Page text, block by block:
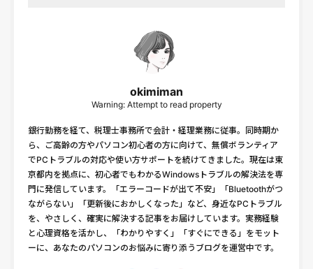
okimiman
Warning: Attempt to read property
銀行勤務を経て、税理士事務所で会計・経理業務に従事。同時期か
ら、ご高齢の方やパソコン初心者の方に向けて、無償ボランティア
でPCトラブルの対応や使い方サポートを続けてきました。現在は東
京都内を拠点に、初心者でもわかるWindowsトラブルの解決法を専
門に発信しています。「エラーコードが出て不安」「Bluetoothがつ
ながらない」「更新後におかしくなった」など、身近なPCトラブル
を、やさしく、確実に解決する記事をお届けしています。実務経験
と心理資格を活かし、「わかりやすく」「すぐにできる」をモット
ーに、あなたのパソコンのお悩みに寄り添うブログを運営中です。